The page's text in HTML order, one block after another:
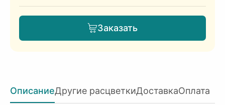
Заказать
ОписаниеДругие расцветкиДоставкаОплата